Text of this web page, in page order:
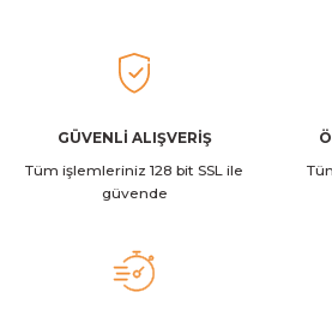
Ürün açıklamasında eksik bilgiler
Ürün bilgilerinde hatalar bulunuyor.
Ürün fiyatı diğer sitelerden daha pahalı.
Bu ürüne benzer farklı alternatifler
Stanley
Stanley The Quencher ProTour Flip
2.349,00 TL
GÜVENLİ ALIŞVERİŞ
Tüm işlemleriniz 128 bit SSL ile
güvende